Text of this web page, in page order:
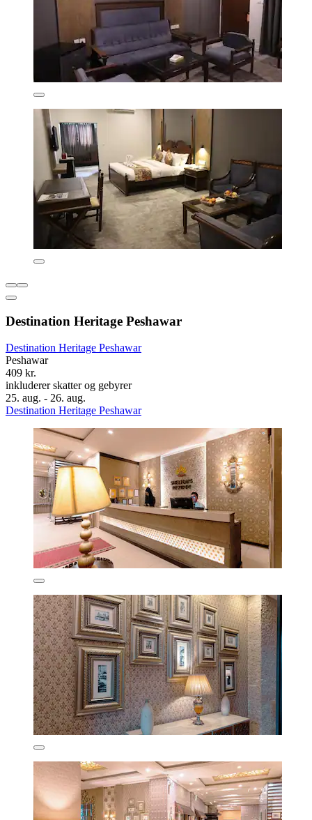
Destination Heritage Peshawar
Destination Heritage Peshawar
Peshawar
409 kr.
inkluderer skatter og gebyrer
25. aug. - 26. aug.
Destination Heritage Peshawar